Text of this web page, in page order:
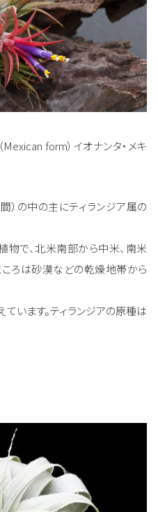
form）イオナンタ・メキ
）の中の主にティランジア属の
物で、北米南部から中米、南米
ころは砂漠などの乾燥地帯から
います。ティランジアの原種は